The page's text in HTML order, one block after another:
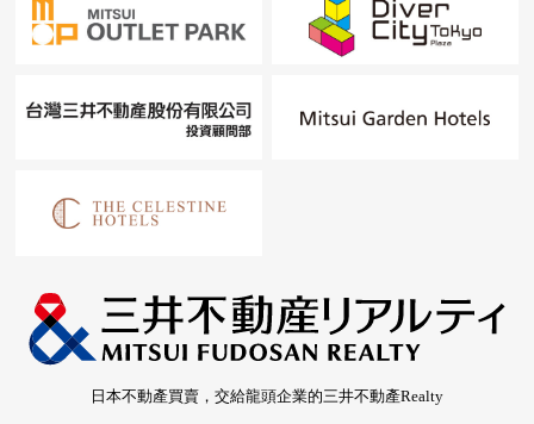
日本不動產買賣，交給龍頭企業的三井不動產Realty